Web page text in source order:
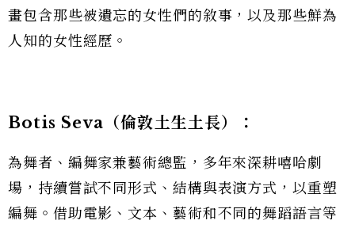
畫包含那些被遺忘的女性們的敘事，以及那些鮮為
人知的女性經歷。
Botis Seva （倫敦土生土長）：
為舞者、編舞家兼藝術總監，多年來深耕嘻哈劇
場，持續嘗試不同形式、結構與表演方式，以重塑
編舞。借助電影、文本、藝術和不同的舞蹈語言等